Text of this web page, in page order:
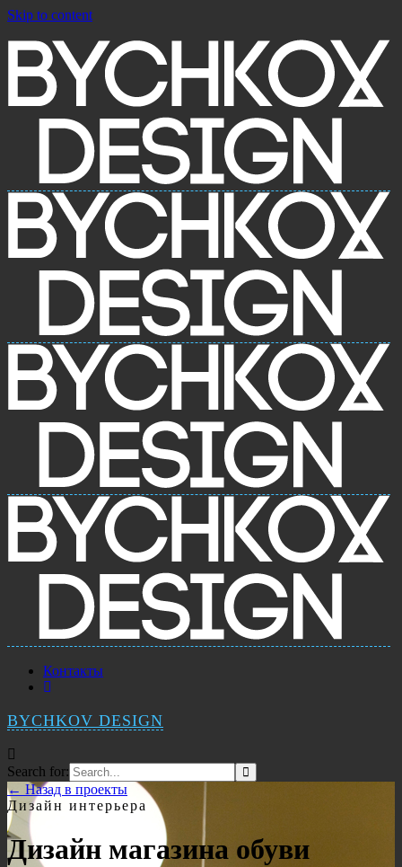
Skip to content
Контакты
BYCHKOV DESIGN
Search for:
← Назад в проекты
Дизайн интерьера
Дизайн магазина обуви